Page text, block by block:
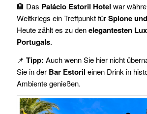
🏨 Das Palácio Estoril Hotel war
Weltkriegs ein Treffpunkt fürSpione
Heute zählt es zu denelegantesten
Portugals.
📌 Tipp: Auch wenn Sie hier nicht
Sie in der Bar Estoril einen Drink in
Ambiente genießen.